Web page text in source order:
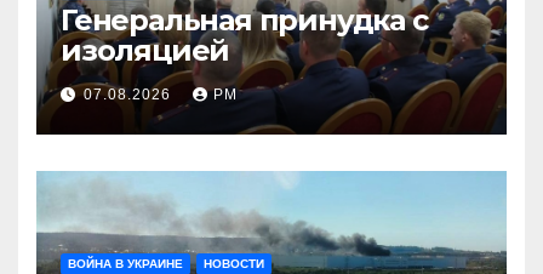
Генеральная принудка с
изоляцией
07.08.2026 РМ
ВОЙНА В УКРАИНЕ НОВОСТИ